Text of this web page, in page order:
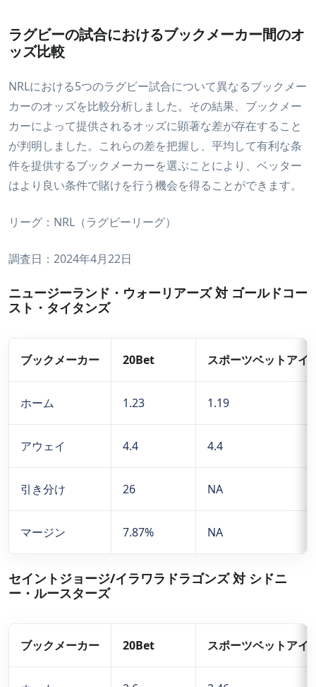
ラグビーの試合におけるブックメーカー間のオ
ッズ比較
NRLにおける5つのラグビー試合について異なるブックメー
カーのオッズを比較分析しました。その結果、ブックメー
カーによって提供されるオッズに顕著な差が存在すること
が判明しました。これらの差を把握し、平均して有利な条
件を提供するブックメーカーを選ぶことにより、ベッター
はより良い条件で賭けを行う機会を得ることができます。
リーグ：NRL（ラグビーリーグ）
調査日：2024年4月22日
ニュージーランド・ウォーリアーズ 対 ゴールドコー
スト・タイタンズ
ブックメーカー 20Bet スポーツベットアイ
ホーム 1.23 1.19
アウェイ 4.4 4.4
引き分け 26 NA
マージン 7.87% NA
セイントジョージ/イラワラドラゴンズ 対 シドニ
ー・ルースターズ
ブックメーカー 20Bet スポーツベットアイ